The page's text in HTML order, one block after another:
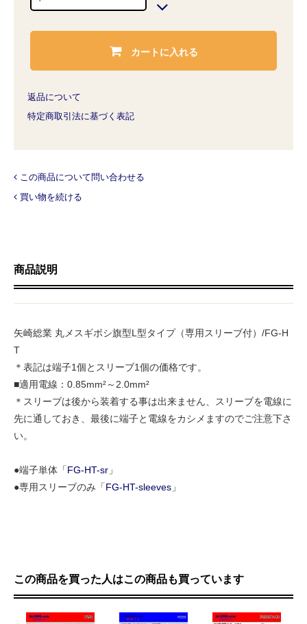
カートに入れる
返品について
特定商取引法に基づく表記
この商品について問い合わせる
買い物を続ける
商品説明
矢崎総業 丸メスギボシ旗型L型タイプ（専用スリーブ付）/FG-H
T
＊表記は端子1個とスリーブ1個の価格です。
■適用電線：0.85mm²～2.0mm²
＊スリーブは後から装着する事は出来ません、スリーブを電線に
先に通しておき、最後に端子と電線をカシメますのでご注意下さ
い。
●端子単体「FG-HT-sr 」
●専用スリーブのみ「FG-HT-sleeves 」
この商品を買った人はこの商品も買っています